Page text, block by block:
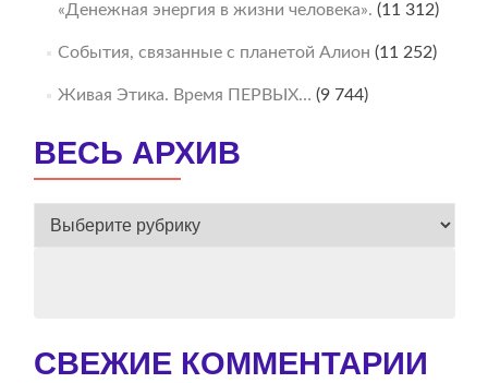
«Денежная энергия в жизни человека». (11 312)
События, связанные с планетой Алион (11 252)
Живая Этика. Время ПЕРВЫХ… (9 744)
ВЕСЬ АРХИВ
ВЕСЬ
СВЕЖИЕ КОММЕНТАРИИ